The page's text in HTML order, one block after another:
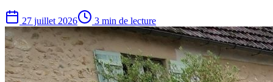
27 juillet 2026 3 min de lecture